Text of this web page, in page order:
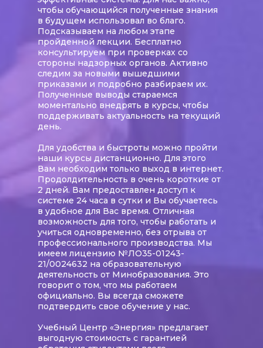
чтобы обучающийся полученные знания
в будущем использовал во благо.
Подсказываем на любом этапе
пройденной лекции. Бесплатно
консультируем при проверках со
стороны надзорных органов. Активно
следим за новыми вышедшими
приказами и подробно разбираем их.
Полученные выводы стараемся
моментально внедрять в курсы, чтобы
поддерживать актуальность на текущий
день.
Для удобства и быстроты можно пройти
наши курсы дистанционно. Для этого
Вам необходим только выход в интернет.
Продолдительность в очень короткие от
2 дней. Вам предоставлен доступ к
системе 24 часа в сутки и Вы обучаетесь
в удобное для Вас время. Отличная
возможность для того, чтобы работать и
учиться одновременно, без отрыва от
профессионального производства. Мы
имеем лицензию №ЛО35-01243-
21/0024632 на образовательную
деятельность от Минобразования. Это
говорит о том, что мы работаем
официально. Вы всегда сможете
подтвердить свое обучение у нас.
Учебный Центр «Энергия» предлагает
выгодную стоимость с гарантией